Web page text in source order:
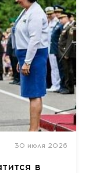
30 июля 2026
в